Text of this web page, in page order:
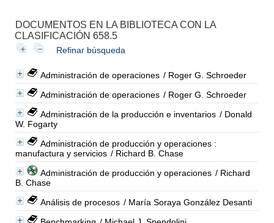
DOCUMENTOS EN LA BIBLIOTECA CON LA
CLASIFICACIÓN 658.5
Refinar búsqueda
Administración de operaciones / Roger G. Schroeder
Administración de operaciones / Roger G. Schroeder
Administración de la producción e inventarios / Donald
W. Fogarty
Administración de producción y operaciones :
manufactura y servicios / Richard B. Chase
Administración de producción y operaciones / Richard
B. Chase
Análisis de procesos / María Soraya González Desanti